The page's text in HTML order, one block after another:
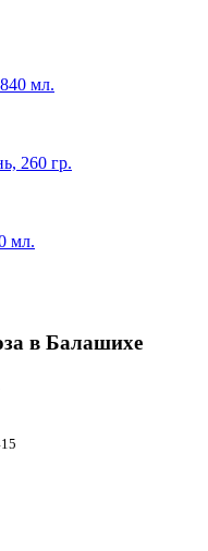
мл.
260 гр.
мл.
в Балашихе